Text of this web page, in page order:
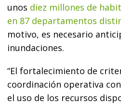
unos diez millones de
en 87 departamentos
motivo, es necesario
inundaciones.
“El fortalecimiento de
coordinación operativa
el uso de los recursos